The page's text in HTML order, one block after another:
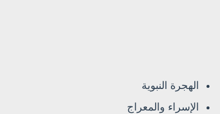
الهجرة النبوية
الإسراء والمعراج